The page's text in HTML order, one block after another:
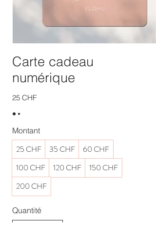
Carte cadeau
numérique
25 CHF
Montant
25 CHF 35 CHF
60 CHF
100 CHF
120 CHF
150 CHF
200 CHF
Quantité